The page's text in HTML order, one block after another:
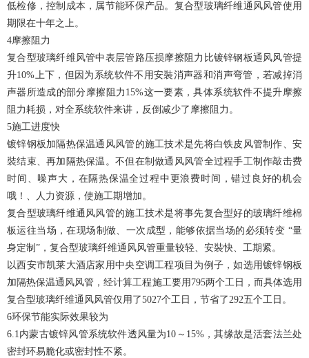
低检修，控制成本，属节能环保产品。复合型玻璃纤维通风风管使用
期限在十年之上。
4摩擦阻力
复合型玻璃纤维风管中表层管路压损摩擦阻力比镀锌钢板通风风管提
升10%上下，但因为系统软件不用安裝消声器和消声弯管，若减掉消
声器所造成的部分摩擦阻力15%这一要素，具体系统软件不提升摩擦
阻力耗损，对全系统软件来讲，反倒减少了摩擦阻力。
5施工进度快
镀锌钢板加隔热保温通风风管的施工技术是先将白铁皮风管制作、安
裝结束、再加隔热保温。不但在制做通风风管全过程手工制作敲击费
时间、噪声大，在隔热保温全过程中更浪费时间，错过良好的机会
哦！、人力资源，使施工期增加。
复合型玻璃纤维通风风管的施工技术是将事先复合型好的玻璃纤维棉
板运往当场，在现场制做、一次成型，能够依据当场的必须转变 “量
身定制”，复合型玻璃纤维通风风管重量较轻、安裝快、工期紧。
以西安市凯莱大酒店家用中央空调工程项目为例子，如选用镀锌钢板
加隔热保温通风风管，经计算工程施工要用795两个工日，而具体选用
复合型玻璃纤维通风风管仅用了5027个工日，节省了292五个工日。
6环保节能实际效果较为
6.1内蒙古镀锌风管系统软件透风量为10～15%，其缘故是活套法兰处
密封环易脆化或密封性不紧。